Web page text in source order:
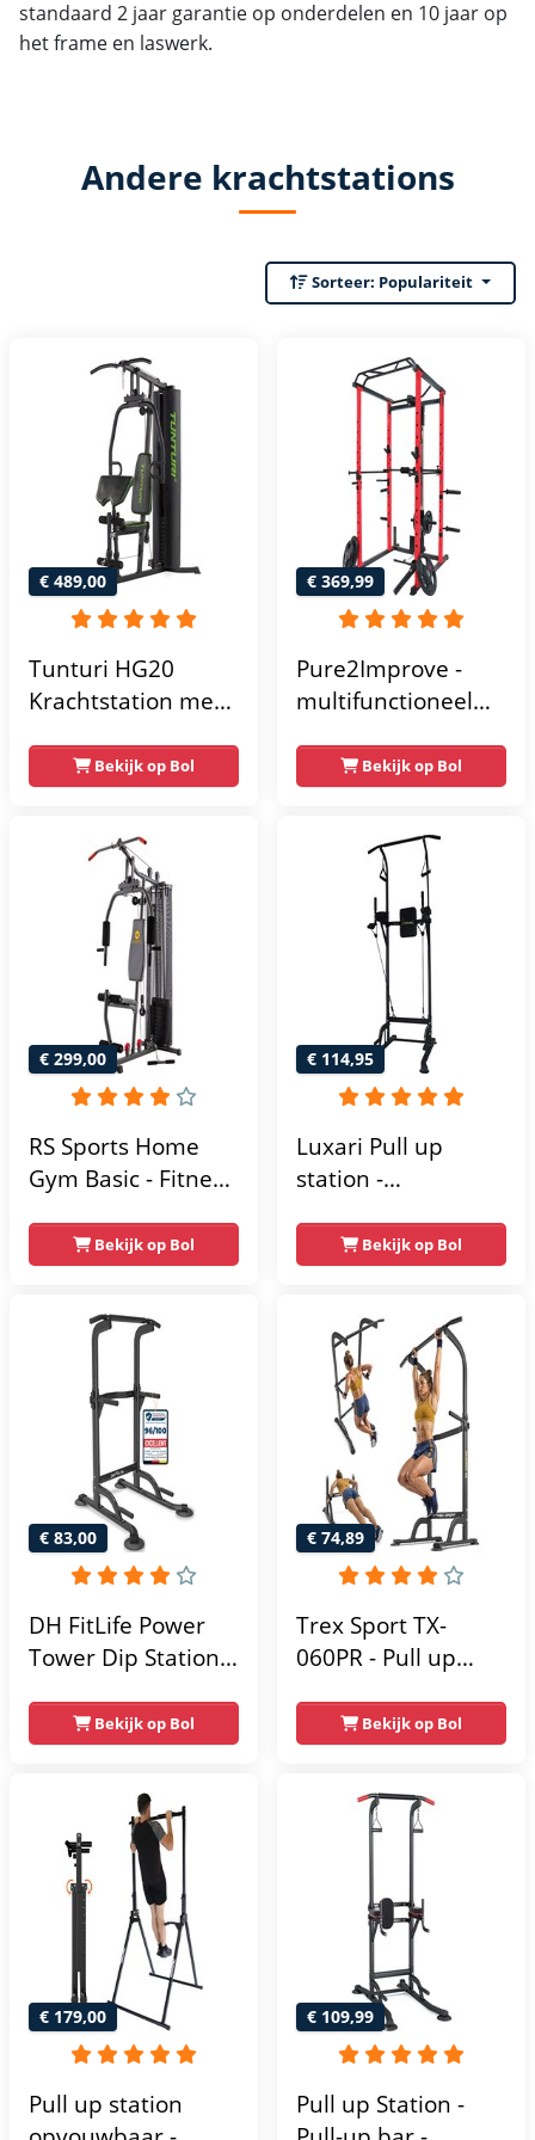
standaard 2 jaar garantie op onderdelen en 10 jaar op
het frame en laswerk.
Andere krachtstations
Sorteer: Populariteit
€ 489,00
Tunturi HG20
Krachtstation met
Compacte home
gym met lat pulley
krachtstation voor
thuis - Compact en
multifunctioneel -
Incl. gratis fitness
Bekijk op Bol
€ 369,99
Pure2Improve -
multifunctioneel
krachtstation -
home gym -
215x111x142
Bekijk op Bol
€ 299,00
RS Sports Home
Gym Basic - Fitness
Bekijk op Bol
€ 114,95
Luxari Pull up
station -
- Dip Station - Pull
Up Bar -
Krachtstation -
Power Rack -
Verstelbaar -
Krachttraining
Bekijk op Bol
€ 83,00
DH FitLife Power
Tower Dip Station |
vrijstaand | dip
barren rugtrainer |
krachtstation
krachttoren |
fitnessstation |
power rack voor
thuis gym |
krachttraining voor
thuis
Bekijk op Bol
€ 74,89
Trex Sport TX-
060PR - Pull up
Fitness - Pull up
rack -
Multifunctioneel -
Power Tower
Fitness Station -
Sporten
Verstelbaar -
Geschikt voor
Krachttraining - Tot
150 kg
Bekijk op Bol
€ 179,00
Pull up station
€ 109,99
Pull up Station -